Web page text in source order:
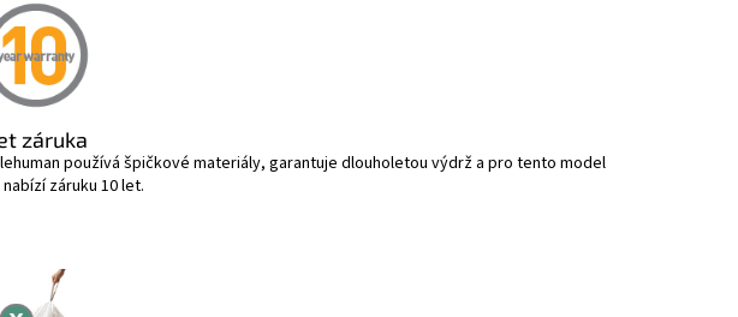
záruka
používá špičkové materiály, garantuje dlouholetou výdrž a pro tento model
záruku 10 let.